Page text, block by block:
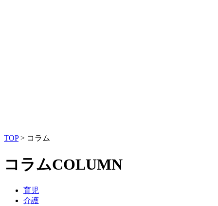
TOP > コラム
コラムCOLUMN
育児
介護